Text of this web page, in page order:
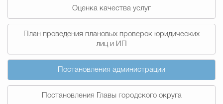
Противодействие
Оценка качества услуг
План проведения плановых проверок юридических
лиц и ИП
Постановления администрации
Постановления Главы городского округа